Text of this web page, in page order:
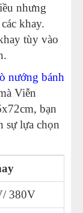
nhưng
khay.
tùy vào
nướng bánh
Viễn
bạn
sự lựa chọn
380V